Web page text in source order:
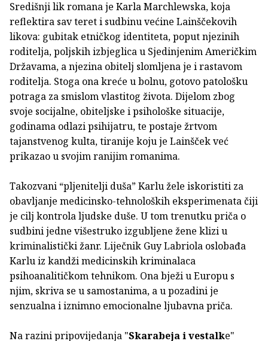
Središnji lik romana je Karla Marchlewska, koja
reflektira sav teret i sudbinu većine Lainščekovih
likova: gubitak etničkog identiteta, poput njezinih
roditelja, poljskih izbjeglica u Sjedinjenim Američkim
Državama, a njezina obitelj slomljena je i rastavom
roditelja. Stoga ona kreće u bolnu, gotovo patološku
potraga za smislom vlastitog života. Dijelom zbog
svoje socijalne, obiteljske i psihološke situacije,
godinama odlazi psihijatru, te postaje žrtvom
tajanstvenog kulta, tiranije koju je Lainšček već
prikazao u svojim ranijim romanima.
Takozvani “pljenitelji duša” Karlu žele iskoristiti za
obavljanje medicinsko-tehnoloških eksperimenata čiji
je cilj kontrola ljudske duše. U tom trenutku priča o
sudbini jedne višestruko izgubljene žene klizi u
kriminalistički žanr. Liječnik Guy Labriola oslobađa
Karlu iz kandži medicinskih kriminalaca
psihoanalitičkom tehnikom. Ona bježi u Europu s
njim, skriva se u samostanima, a u pozadini je
senzualna i iznimno emocionalne ljubavna priča.
Na razini pripovijedanja "Skarabeja i vestalke"